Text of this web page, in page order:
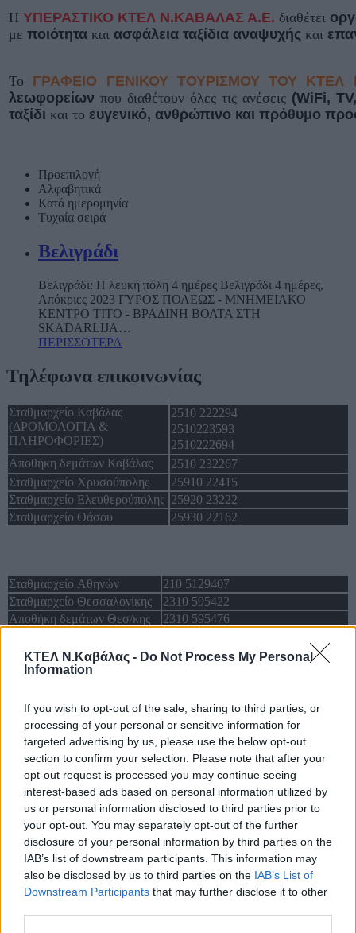
ΚΤΕΛ Ν.Καβάλας - Do Not Process My Personal
Information
If you wish to opt-out of the sale, sharing to third parties, or
processing of your personal or sensitive information for
targeted advertising by us, please use the below opt-out
section to confirm your selection. Please note that after your
opt-out request is processed you may continue seeing
interest-based ads based on personal information utilized by
us or personal information disclosed to third parties prior to
your opt-out. You may separately opt-out of the further
disclosure of your personal information by third parties on the
IAB’s list of downstream participants. This information may
also be disclosed by us to third parties on the IAB’s List of
Downstream Participants that may further disclose it to other
Η ΥΠΕΡΑΣΤΙΚΟ ΚΤΕΛ Ν.ΚΑΒΑΛΑΣ Α.Ε. διαθέτει
με ποιότητα και ασφάλεια ταξίδια αναψυχής και
Το ΓΡΑΦΕΙΟ ΓΕΝΙΚΟΥ ΤΟΥΡΙΣΜΟΥ ΤΟΥ ΚΤΕΛ
λεωφορείων που διαθέτουν όλες τις ανέσεις (WiFi,
ταξίδι και το ευγενικό, ανθρώπινο και πρόθυμο
Προεπιλογή
Αλφαβητικά
Κατά ημερομηνία
Τυχαία σειρά
Βελιγράδι
Βελιγράδι: Η λευκή πόλη 4 ημέρες Βελιγράδι 4 ημέρες,
Απόκριες 2023 ΓΥΡΟΣ ΠΟΛΕΩΣ - ΜΝΗΜΕΙΑΚΟ
ΚΕΝΤΡΟ ΤΙΤΟ - ΒΡΑΔΙΝΗ ΒΟΛΤΑ ΣΤΗ
SKADARLIJA …
ΠΕΡΙΣΣΟΤΕΡΑ
Τηλέφωνα επικοινωνίας
Σταθμαρχείο Καβάλας
(ΔΡΟΜΟΛΟΓΙΑ &
ΠΛΗΡΟΦΟΡΙΕΣ)
2510 222294
2510223593
2510222694
Αποθήκη δεμάτων Καβάλας
2510 232267
Σταθμαρχείο Χρυσούπολης
25910 22415
Σταθμαρχείο Ελευθερούπολης 25920 23222
Σταθμαρχείο Θάσου
25930 22162
Σταθμαρχείο Αθηνών
210 5129407
Σταθμαρχείο Θεσσαλονίκης
2310 595422
Αποθήκη δεμάτων Θεσ/κης
2310 595476
Καβάλας Α.Ε. (Οργανωμένα
ταξίδια & μίσθωση
2510 833744
2510 310090
Κοινωνικά δίκτυα
facebook twitter
e-mail
© ΓΡΑΦΕΙΟ ΓΕΝΙΚΟΥ ΤΟΥΡΙΣΜΟΥ ΥΠΕΡΑΣΤΙΚΟΥ ΚΤΕΛ
Ν.ΚΑΒΑΛΑΣ Α.Ε. |
ΟΡΟΙ ΧΡΗΣΗΣ |
ΠΟΛΙΤΙΚΗ
|Διαχείριση
ΚΟΡΥΦΗ